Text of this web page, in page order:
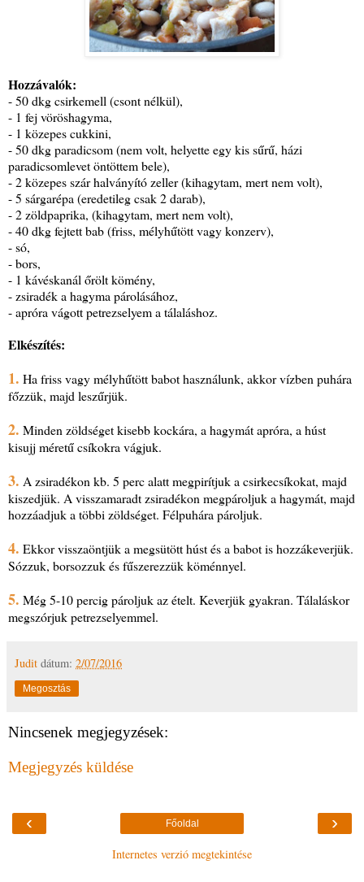
Hozzávalók:
- 50 dkg csirkemell (csont nélkül),
- 1 fej vöröshagyma,
- 1 közepes cukkini,
- 50 dkg paradicsom (nem volt, helyette egy kis sűrű, házi
paradicsomlevet öntöttem bele),
- 2 közepes szár halványító zeller (kihagytam, mert nem volt),
- 5 sárgarépa (eredetileg csak 2 darab),
- 2 zöldpaprika, (kihagytam, mert nem volt),
- 40 dkg fejtett bab (friss, mélyhűtött vagy konzerv),
- só,
- bors,
- 1 kávéskanál őrölt kömény,
- zsiradék a hagyma párolásához,
- apróra vágott petrezselyem a tálaláshoz.
Elkészítés:
1. Ha friss vagy mélyhűtött babot használunk, akkor vízben puhára
főzzük, majd leszűrjük.
2. Minden zöldséget kisebb kockára, a hagymát apróra, a húst
kisujj méretű csíkokra vágjuk.
3. A zsiradékon kb. 5 perc alatt megpirítjuk a csirkecsíkokat, majd
kiszedjük. A visszamaradt zsiradékon megpároljuk a hagymát, majd
hozzáadjuk a többi zöldséget. Félpuhára pároljuk.
4. Ekkor visszaöntjük a megsütött húst és a babot is hozzákeverjük.
Sózzuk, borsozzuk és fűszerezzük köménnyel.
5. Még 5-10 percig pároljuk az ételt. Keverjük gyakran. Tálaláskor
megszórjuk petrezselyemmel.
Judit dátum: 2/07/2016
Megosztás
Nincsenek megjegyzések:
Megjegyzés küldése
‹ ›
Főoldal
Internetes verzió megtekintése